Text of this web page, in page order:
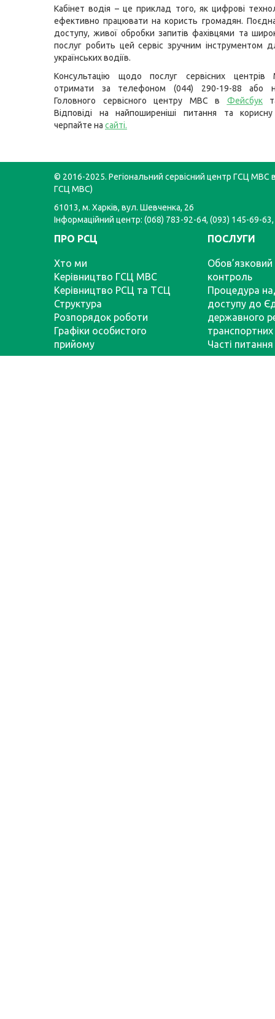
Кабінет водія – це приклад того, як цифрові
ефективно працювати на користь громадян.
доступу, живої обробки запитів фахівцями та
послуг робить цей сервіс зручним інструментом
українських водіїв.
Консультацію щодо послуг сервісних
отримати за телефоном (044) 290-19-88 або
Головного сервісного центру МВС в Фейсбук
Відповіді на найпоширеніші питання та
черпайте на сайті.
© 2016-2025. Регіональний сервісний центр ГСЦ МВС в
ГСЦ МВС)
61013, м. Харків, вул. Шевченка, 26
Інформаційний центр: (068) 783-92-64, (093) 145-69-
ПРО РСЦ
Хто ми
Керівництво ГСЦ МВС
Керівництво РСЦ та ТСЦ
Структура
Розпорядок роботи
Графіки особистого
прийому
ПОСЛУГИ
Обов’язковий
контроль
Процедура
доступу до
державного
транспортних
Часті питання